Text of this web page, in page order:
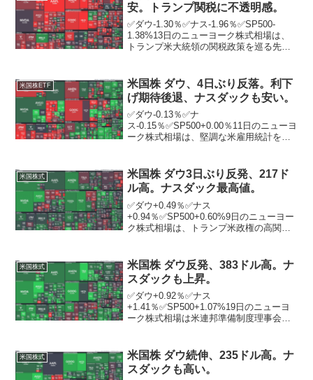
安。トランプ関税に不透明感。
✅ダウ-1.30％✅ナス-1.96％✅SP500-
1.38%13日のニューヨーク株式相場は、
トランプ米大統領の関税政策を巡る先行
減の11億2730万株。トランプ氏...
米国株ETF
米国株 ダウ、4日ぶり反落。利下
げ期待後退、ナスダックも安い。
✅ダウ-0.13％✅ナ
ス-0.15％✅SP500+0.00％11日のニューヨ
ーク株式相場は、堅調な米雇用統計を受
引所の出来高は前日比1億0298万株増の
13億9861...
米国株式
米国株 ダウ3日ぶり反発、217ド
ル高。ナスダック最高値。
✅ダウ+0.49％✅ナス
+0.94％✅SP500+0.60%9日のニューヨー
ク株式相場は、トランプ米政権の高関税
30種平均は前日終値比217．54ドル高の4
万4458...
米国株式
米国株 ダウ反発、383ドル高。ナ
スダックも上昇。
✅ダウ+0.92％✅ナス
+1.41％✅SP500+1.07%19日のニューヨ
ーク株式相場は米連邦準備制度理事会
来高は前日比1億0747万株増の11億6710
万株。テスラ...
米国株式
米国株 ダウ続伸、235ドル高。ナ
スダックも高い。